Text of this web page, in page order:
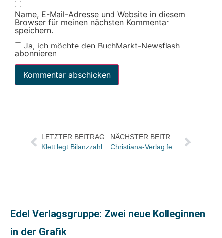
Name, E-Mail-Adresse und Website in diesem
Browser für meinen nächsten Kommentar
speichern.
Ja, ich möchte den BuchMarkt-Newsflash
abonnieren
LETZTER BEITRAG
Klett legt Bilanzzahlen vor / Umsatz 2007 um 19 Mio Euro gestiegen
NÄCHSTER BEITRAG
Christiana-Verlag feiert 60. Jubiläum mit Tag der offenen Tür
Edel Verlagsgruppe: Zwei neue Kolleginnen
in der Grafik